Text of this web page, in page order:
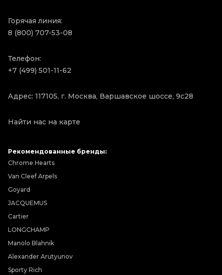
Горячая линия:
8 (800) 707-53-08
Телефон:
+7 (499) 501-11-62
Адрес: 117105, г. Москва, Варшавское шоссе, 9с28
Найти нас на карте
Рекомендованные бренды:
Chrome Hearts
Van Cleef Arpels
Goyard
JACQUEMUS
Cartier
LONGCHAMP
Manolo Blahnik
Alexander Arutyunov
Sporty Rich